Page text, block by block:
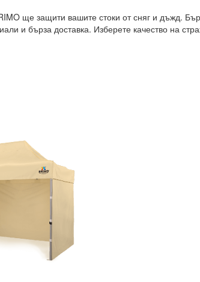
ще защити вашите стоки от сняг и дъжд.
и бърза доставка. Изберете качество на